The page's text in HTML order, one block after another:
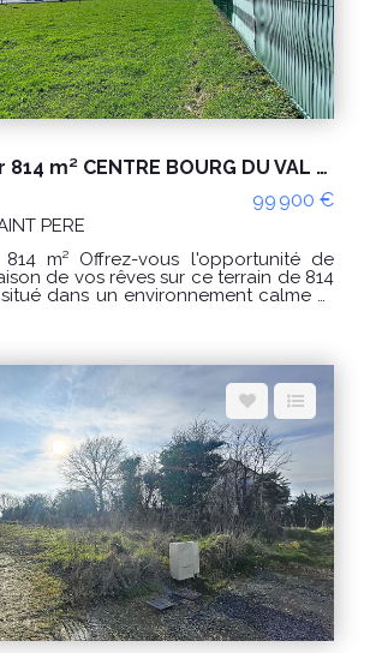
Terrain à bâtir 814 m² CENTRE BOURG DU VAL SAINT PERE
99 900 €
PERE
l'opportunité de
de vos rêves sur ce terrain de 814
dans un environnement calme et
risques
est exposé sont disponibles sur le
CONDITIONS
06.82.38.12.56